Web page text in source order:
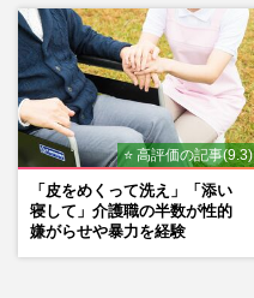
⭐ 高評価の記事(9.3)
「皮をめくって洗え」「添い
寝して」介護職の半数が性的
嫌がらせや暴力を経験